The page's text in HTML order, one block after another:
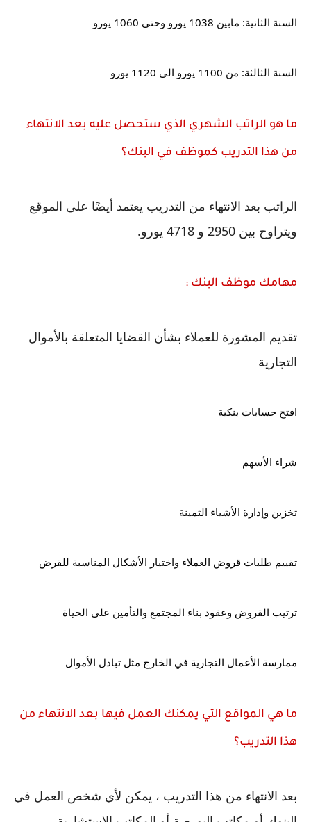
السنة الثانية: مابين 1038 يورو وحتى 1060 يورو
السنة الثالثة: من 1100 يورو الى 1120 يورو
من هذا التدريب كموظف في البنك؟
ويتراوح بين 2950 و 4718 يورو.
مهامك موظف البنك :
التجارية
افتح حسابات بنكية
شراء الأسهم
تخزين وإدارة الأشياء الثمينة
تقييم طلبات قروض العملاء واختيار الأشكال المناسبة للقرض
ترتيب القروض وعقود بناء المجتمع والتأمين على الحياة
ممارسة الأعمال التجارية في الخارج مثل تبادل الأموال
هذا التدريب؟